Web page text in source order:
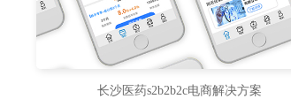
长沙医药s2b2b2c电商解决方案